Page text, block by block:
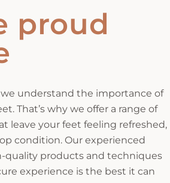
proud
understand the importance of
That’s why we offer a range of
leave your feet feeling refreshed,
condition. Our experienced
quality products and techniques
experience is the best it can